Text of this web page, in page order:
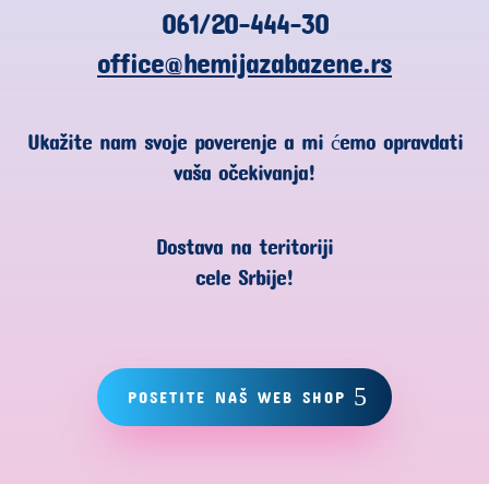
061/20-444-30
office@hemijazabazene.rs
Ukažite nam svoje poverenje a mi ćemo opravdati
vaša očekivanja!
Dostava na teritoriji
cele Srbije!
POSETITE NAŠ WEB SHOP